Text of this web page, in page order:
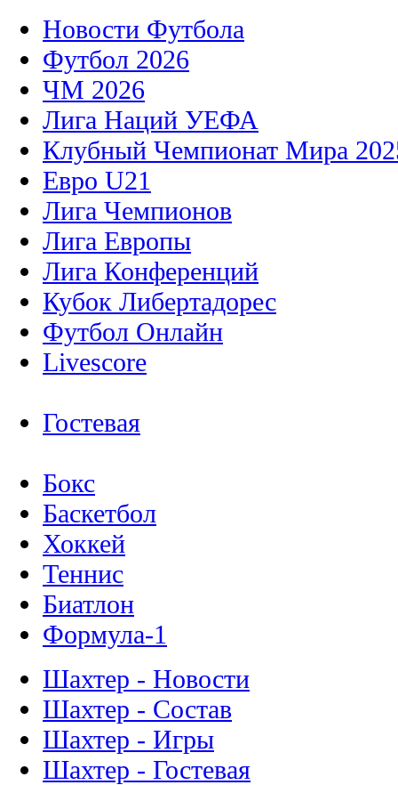
Новости Футбола
Футбол 2026
ЧМ 2026
Лига Наций УЕФА
Клубный Чемпионат Мира
Евро U21
Лига Чемпионов
Лига Европы
Лига Конференций
Кубок Либертадорес
Футбол Онлайн
Livescore
Гостевая
Бокс
Баскетбол
Хоккей
Теннис
Биатлон
Формула-1
Шахтер - Новости
Шахтер - Состав
Шахтер - Игры
Шахтер - Гостевая